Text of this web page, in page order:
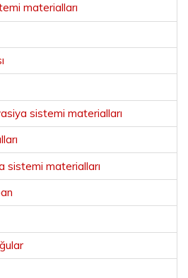
materialları
sistemi materialları
sistemi materialları